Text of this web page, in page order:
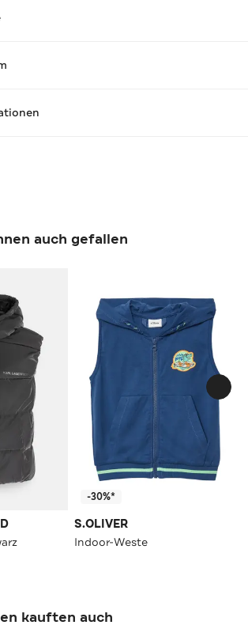
auch gefallen
-30%*
S.OLIVER
Indoor-Weste
kauften auch